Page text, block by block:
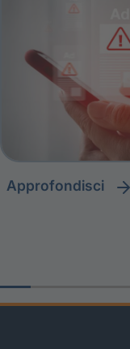
approfondisci